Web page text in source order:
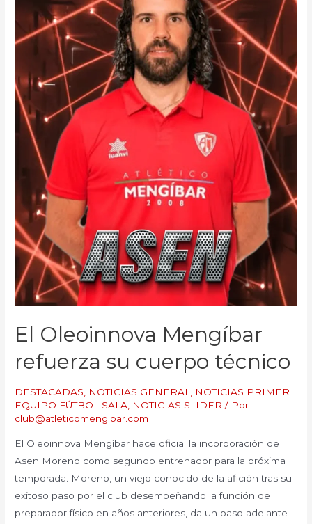
El Oleoinnova Mengíbar
refuerza su cuerpo técnico
DESTACADAS NOTICIAS GENERAL
NOTICIAS PRIMER
EQUIPO FÚTBOL SALA
NOTICIAS SLIDER / Por
club@atleticomengibar.com
El Oleoinnova Mengíbar hace oficial la incorporación de
Asen Moreno como segundo entrenador para la próxima
temporada. Moreno, un viejo conocido de la afición tras su
exitoso paso por el club desempeñando la función de
preparador físico en años anteriores, da un paso adelante